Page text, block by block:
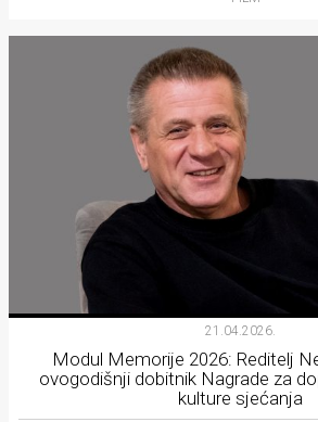
21.04.2026.
Modul Memorije 2026: Reditelj
ovogodišnji dobitnik Nagrade za
kulture sjećanja